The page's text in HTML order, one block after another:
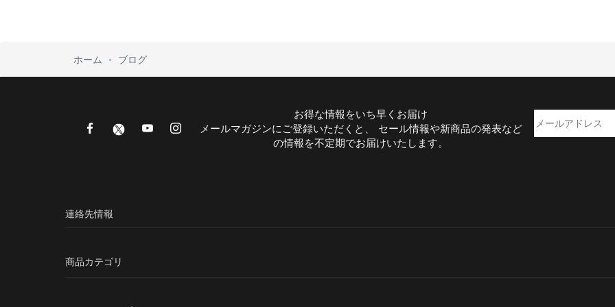
ホーム ブログ
お得な情報をいち早くお届け
メールマガジンにご登録いただくと、 セール情報や新商品の発表など
の情報を不定期でお届けいたします。
連絡先情報
商品カテゴリ